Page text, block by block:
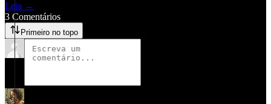
Leia →
3 Comentários
Primeiro no topo